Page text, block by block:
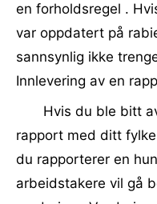
en forholdsregel .
var oppdatert på
sannsynlig ikke
Innlevering av en
Hvis du ble bitt
rapport med ditt
du rapporterer en
arbeidstakere vil gå